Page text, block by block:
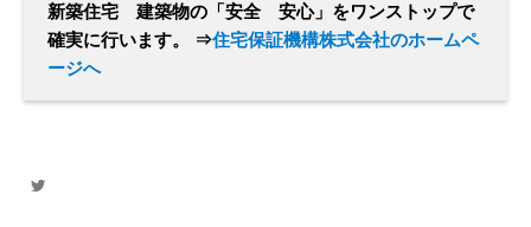
新築住宅 建築物の「安全 安心」をワンストップで
確実に行います。 ⇒住宅保証機構株式会社のホームペ
ージへ